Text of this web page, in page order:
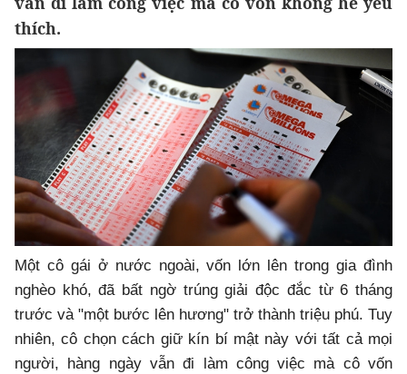
thích.
Một cô gái ở nước ngoài, vốn lớn lên trong gia đình
nghèo khó, đã bất ngờ trúng giải độc đắc từ 6 tháng
trước và "một bước lên hương" trở thành triệu phú. Tuy
nhiên, cô chọn cách giữ kín bí mật này với tất cả mọi
người, hàng ngày vẫn đi làm công việc mà cô vốn